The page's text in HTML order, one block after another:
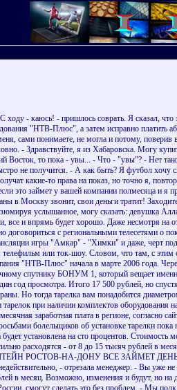
- каюсь! - пришлось соврать. Я сказал,
"НТВ-Плюс", а затем исправно платить
сами понимаете, не могла и потому, поверив
- Здравствуйте, я из Хабаровска. Могу
Восток, то пока - увы... - Что - "увы"? - Нет
не получится. - А как быть? Я футбол хочу
какие-то права на показ, но точно я,
это займет у вашей компании полмесяца и я
в Москву звонит, свои деньги тратит!
услышанное, могу сказать: девушка
и впрямь будет хорошо. Даже несмотря на
договориться с региональными телесетями о
игры "Амкар" - "Химки" и даже, черт
телефильм или ток-шоу. Словом, что
"НТВ-Плюс" начала в марте 2006 года.
спутнику БОНУМ 1, который вещает
год просмотра. Итого 17 500 рублей, но
Но тогда тарелка вам понадобится
при наличии комплектов
заработная плата в регионе,
об установке тарелки пока не
установлена на сто процентов.
расходятся - от 8 до 15 тысяч рублей в
РОСТОВ-НА-ДОНУ ВСЕ ЗАЙМЕТ
- отрезала менеджер. - Вы
в месяц. Возможно, изменения и будут, но
смогут сделать это без проблем. - Мы